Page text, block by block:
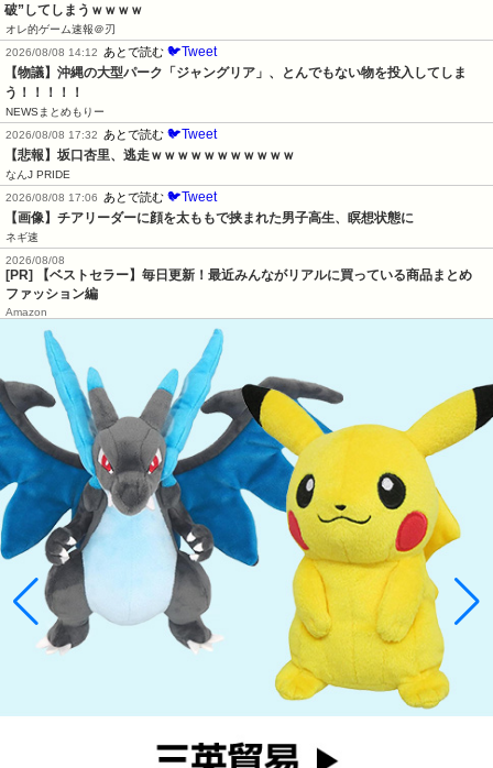
破”してしまうｗｗｗｗ
オレ的ゲーム速報＠刃
2026/08/08 14:12
あとで読む 🐦Tweet
【物議】沖縄の大型パーク「ジャングリア」、とんでもない物を投入してしま
う！！！！！
NEWSまとめもりー
2026/08/08 17:32
あとで読む 🐦Tweet
【悲報】坂口杏里、逃走ｗｗｗｗｗｗｗｗｗｗｗ
なんJ PRIDE
2026/08/08 17:06
あとで読む 🐦Tweet
【画像】チアリーダーに顔を太ももで挟まれた男子高生、瞑想状態に
ネギ速
2026/08/08
[PR] 【ベストセラー】毎日更新！最近みんながリアルに買っている商品まとめ
ファッション編
Amazon